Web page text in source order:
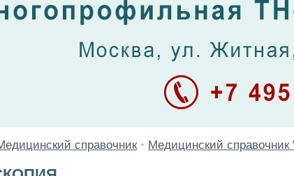
справочник • Медицинский справочник